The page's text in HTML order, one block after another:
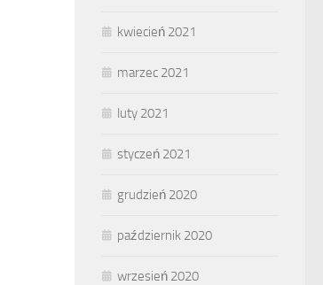
kwiecień 2021
marzec 2021
luty 2021
styczeń 2021
grudzień 2020
październik 2020
wrzesień 2020